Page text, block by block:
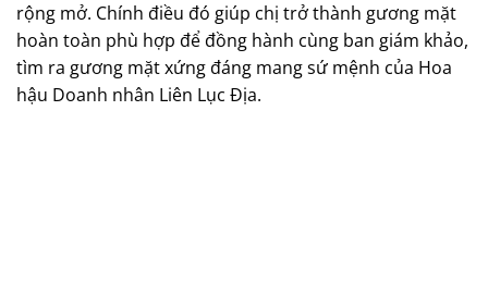
rộng mở. Chính điều đó giúp chị trở thành gương mặt
hoàn toàn phù hợp để đồng hành cùng ban giám khảo,
tìm ra gương mặt xứng đáng mang sứ mệnh của Hoa
hậu Doanh nhân Liên Lục Địa.